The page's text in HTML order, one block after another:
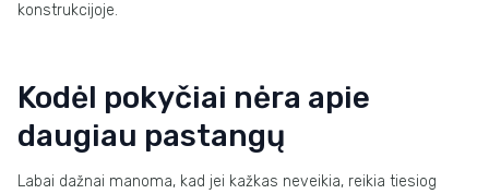
konstrukcijoje.
Kodėl pokyčiai nėra apie
daugiau pastangų
Labai dažnai manoma, kad jei kažkas neveikia, reikia tiesiog